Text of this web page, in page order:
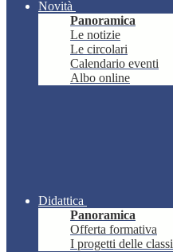
Novità
Panoramica
Le notizie
Le circolari
Calendario eventi
Albo online
Didattica
Panoramica
Offerta formativa
I progetti delle classi